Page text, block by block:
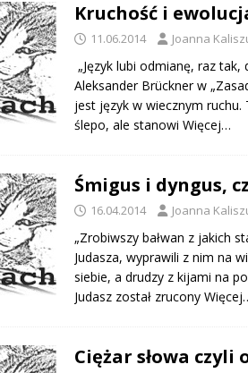
Kruchość i
11.06.2014 Joanna
„Język lubi odmianę, raz tak,
Aleksander Brückner w
jest język w wiecznym
ślepo, ale stanowi Więcej…
Śmigus i dyngus,
16.04.2014 Joanna
„Zrobiwszy bałwan z jakich
Judasza, wyprawili z nim na
siebie, a drudzy z kijami na
Judasz został zrucony
Ciężar słowa